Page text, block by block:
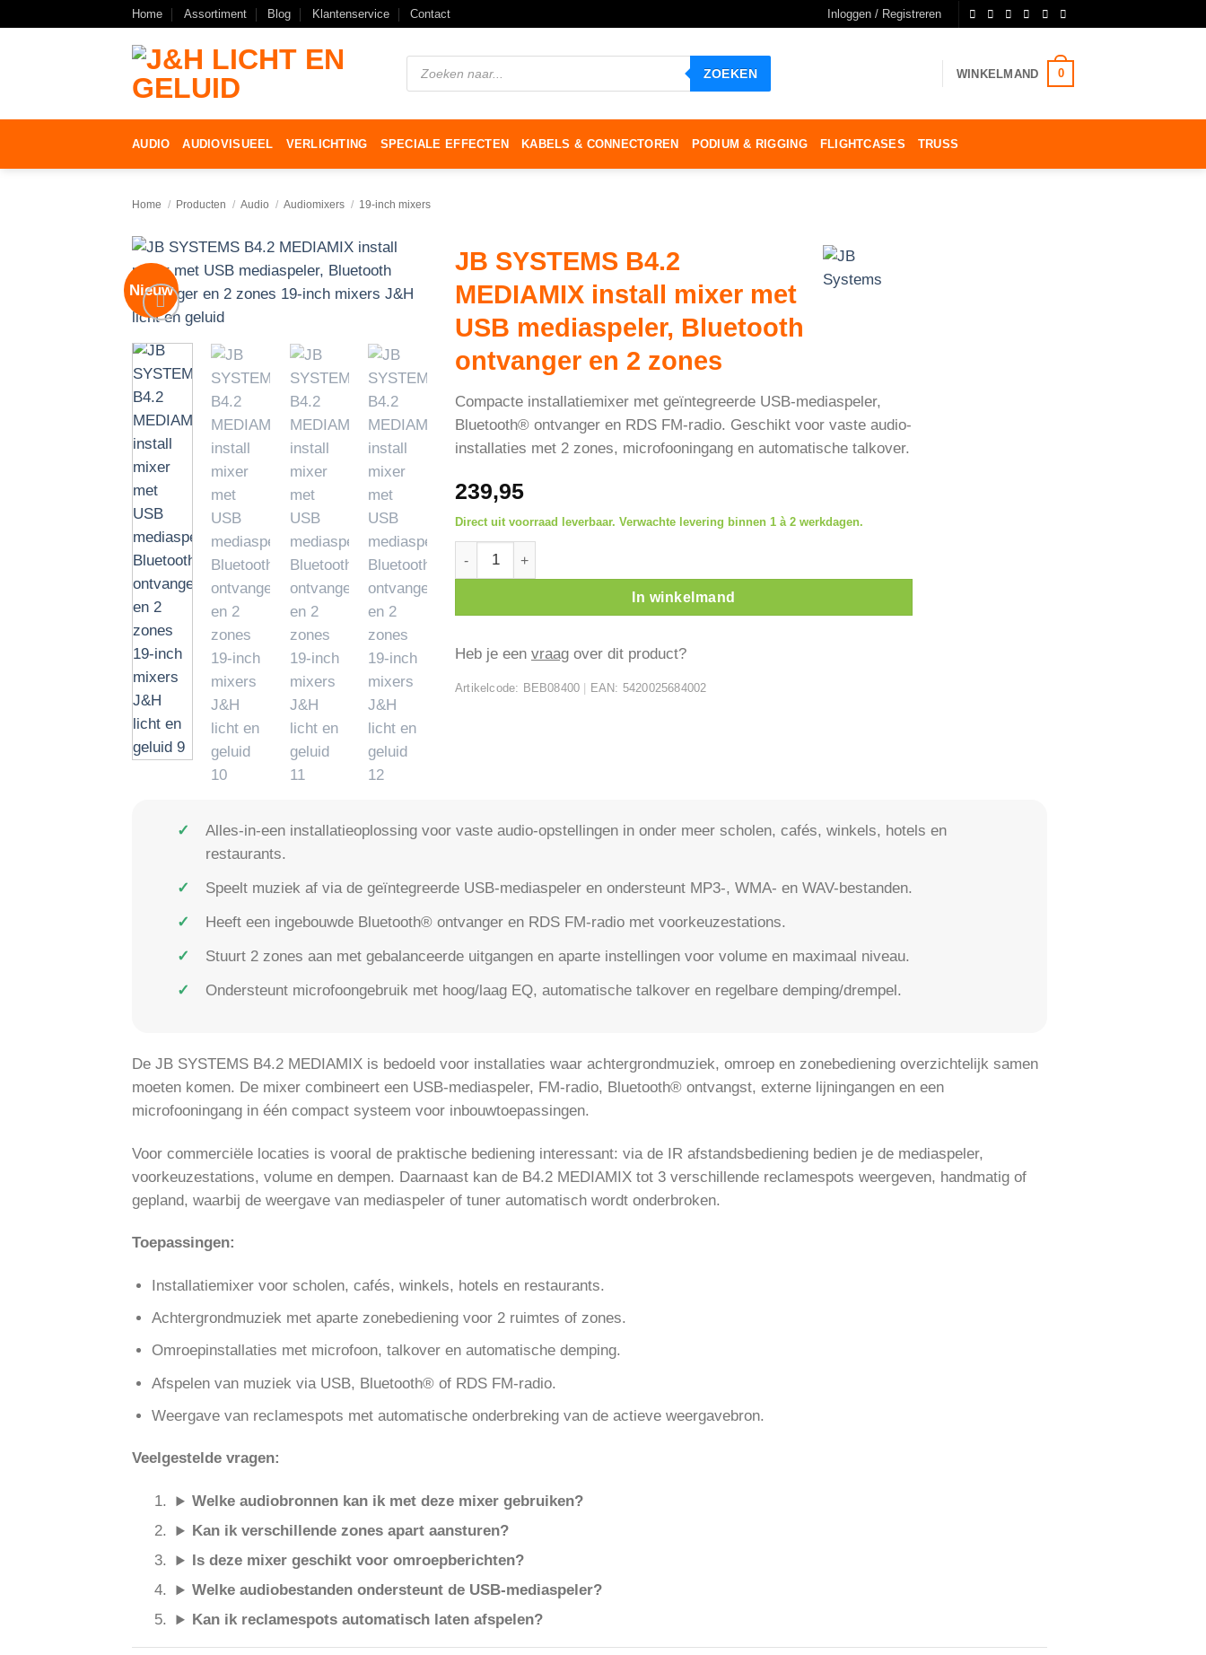
naar
Home Assortiment Blog Klantenservice Contact Inloggen / Registreren
Producten
zoeken
ZOEKEN WINKELMAND 0
AUDIO AUDIOVISUEEL VERLICHTING SPECIALE EFFECTEN KABELS & CONNECTOREN PODIUM & RIGGING FLIGHTCASES TRUSS
Home / Producten / Audio / Audiomixers / 19-inch mixers
Nieuw
JB SYSTEMS B4.2
MEDIAMIX install mixer met
USB mediaspeler, Bluetooth
ontvanger en 2 zones
Compacte installatiemixer met geïntegreerde USB-mediaspeler,
Bluetooth® ontvanger en RDS FM-radio. Geschikt voor vaste audio-
installaties met 2 zones, microfooningang en automatische talkover.
239,95
Direct uit voorraad leverbaar. Verwachte levering binnen 1 à 2 werkdagen.
JB SYSTEMS B4.2 MEDIAMIX install mixer met USB mediaspeler, Bluetooth ontvanger en 2 zones aantal
In winkelmand
Heb je een vraag over dit product?
Artikelcode: BEB08400 EAN: 5420025684002
Alles-in-een installatieoplossing voor vaste audio-opstellingen in onder meer scholen, cafés, winkels, hotels en
restaurants.
Speelt muziek af via de geïntegreerde USB-mediaspeler en ondersteunt MP3-, WMA- en WAV-bestanden.
Heeft een ingebouwde Bluetooth® ontvanger en RDS FM-radio met voorkeuzestations.
Stuurt 2 zones aan met gebalanceerde uitgangen en aparte instellingen voor volume en maximaal niveau.
Ondersteunt microfoongebruik met hoog/laag EQ, automatische talkover en regelbare demping/drempel.
De JB SYSTEMS B4.2 MEDIAMIX is bedoeld voor installaties waar achtergrondmuziek, omroep en zonebediening overzichtelijk samen
moeten komen. De mixer combineert een USB-mediaspeler, FM-radio, Bluetooth® ontvangst, externe lijningangen en een
microfooningang in één compact systeem voor inbouwtoepassingen.
Voor commerciële locaties is vooral de praktische bediening interessant: via de IR afstandsbediening bedien je de mediaspeler,
voorkeuzestations, volume en dempen. Daarnaast kan de B4.2 MEDIAMIX tot 3 verschillende reclamespots weergeven, handmatig of
gepland, waarbij de weergave van mediaspeler of tuner automatisch wordt onderbroken.
Toepassingen:
Installatiemixer voor scholen, cafés, winkels, hotels en restaurants.
Achtergrondmuziek met aparte zonebediening voor 2 ruimtes of zones.
Omroepinstallaties met microfoon, talkover en automatische demping.
Afspelen van muziek via USB, Bluetooth® of RDS FM-radio.
Weergave van reclamespots met automatische onderbreking van de actieve weergavebron.
Veelgestelde vragen:
Welke audiobronnen kan ik met deze mixer gebruiken?
Kan ik verschillende zones apart aansturen?
Is deze mixer geschikt voor omroepberichten?
Welke audiobestanden ondersteunt de USB-mediaspeler?
Kan ik reclamespots automatisch laten afspelen?